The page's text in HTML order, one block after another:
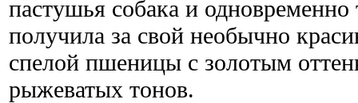
пастушья собака и одновременно
получила за свой необычно
спелой пшеницы с золотым
рыжеватых тонов.